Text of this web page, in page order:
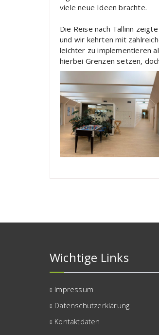
viele neue Ideen brachte.
Die Reise nach Tallinn
und wir kehrten mit
leichter zu implementieren
hierbei Grenzen setzen,
Wichtige Links
Impressum
Datenschutzerklärung
Kontaktdaten